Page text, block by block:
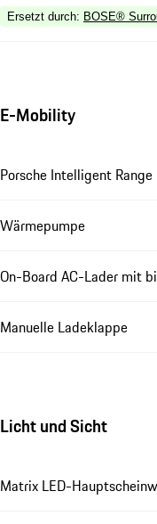
Ersetzt durch: BOSE®
E-Mobility
Porsche Intelligent
Wärmepumpe
On-Board AC-Lader mit
Manuelle Ladeklappe
Licht und Sicht
Matrix LED-